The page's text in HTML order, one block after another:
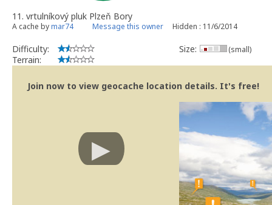
11. vrtulníkový pluk Plzeň Bory
A cache bymar74 Message this owner Hidden : 11/6/2014
Difficulty:
Terrain:
Size: (small)
Join now to view geocache location details. It's free!